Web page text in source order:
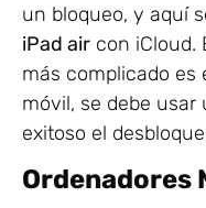
un bloqueo, y aquí
iPad air con iCloud.
más complicado es
móvil, se debe usar
exitoso el
Ordenadores